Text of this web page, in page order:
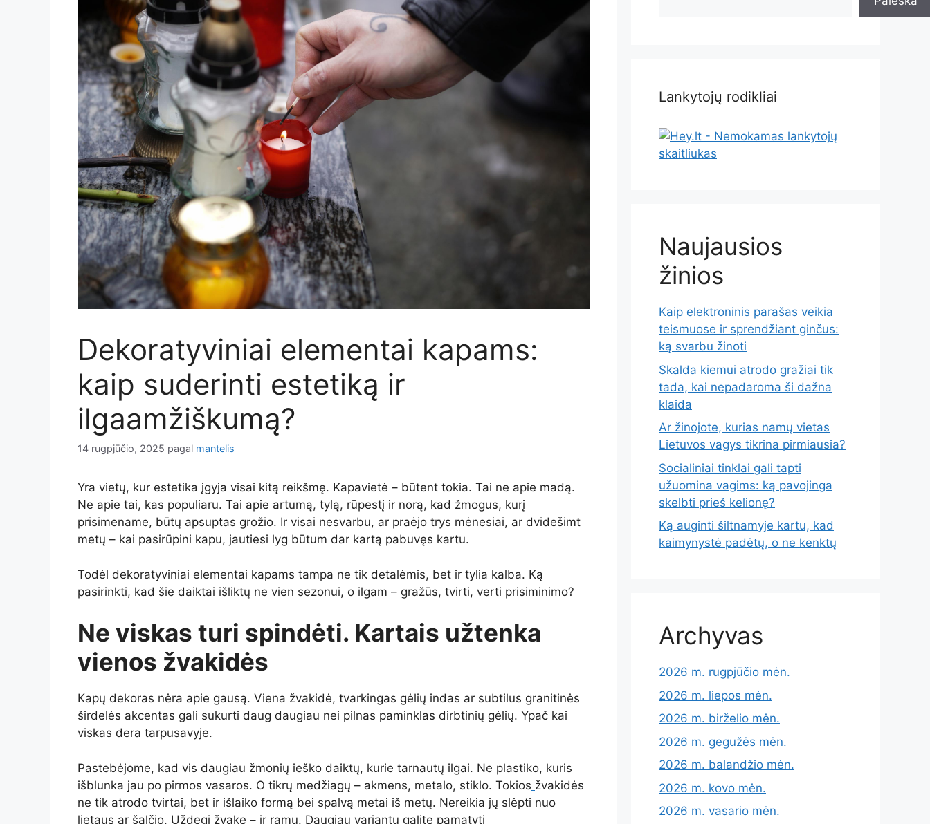
Dekoratyviniai elementai kapams:
kaip suderinti estetiką ir
ilgaamžiškumą?
14 rugpjūčio, 2025 pagal mantelis
Yra vietų, kur estetika įgyja visai kitą reikšmę. Kapavietė – būtent tokia. Tai ne apie madą.
Ne apie tai, kas populiaru. Tai apie artumą, tylą, rūpestį ir norą, kad žmogus, kurį
prisimename, būtų apsuptas grožio. Ir visai nesvarbu, ar praėjo trys mėnesiai, ar dvidešimt
metų – kai pasirūpini kapu, jautiesi lyg būtum dar kartą pabuvęs kartu.
Todėl dekoratyviniai elementai kapams tampa ne tik detalėmis, bet ir tylia kalba. Ką
pasirinkti, kad šie daiktai išliktų ne vien sezonui, o ilgam – gražūs, tvirti, verti prisiminimo?
Ne viskas turi spindėti. Kartais užtenka
vienos žvakidės
Kapų dekoras nėra apie gausą. Viena žvakidė, tvarkingas gėlių indas ar subtilus granitinės
širdelės akcentas gali sukurti daug daugiau nei pilnas paminklas dirbtinių gėlių. Ypač kai
viskas dera tarpusavyje.
Pastebėjome, kad vis daugiau žmonių ieško daiktų, kurie tarnautų ilgai. Ne plastiko, kuris
išblunka jau po pirmos vasaros. O tikrų medžiagų – akmens, metalo, stiklo. Tokios žvakidės
ne tik atrodo tvirtai, bet ir išlaiko formą bei spalvą metai iš metų. Nereikia jų slėpti nuo
lietaus ar šalčio. Uždegi žvakę – ir ramu. Daugiau variantu galite pamatyti
Lankytojų rodikliai
Naujausios
žinios
Kaip elektroninis parašas veikia
teismuose ir sprendžiant ginčus:
ką svarbu žinoti
Skalda kiemui atrodo gražiai tik
tada, kai nepadaroma ši dažna
klaida
Ar žinojote, kurias namų vietas
Lietuvos vagys tikrina pirmiausia?
Socialiniai tinklai gali tapti
užuomina vagims: ką pavojinga
skelbti prieš kelionę?
Ką auginti šiltnamyje kartu, kad
kaimynystė padėtų, o ne kenktų
Archyvas
2026 m. rugpjūčio mėn.
2026 m. liepos mėn.
2026 m. birželio mėn.
2026 m. gegužės mėn.
2026 m. balandžio mėn.
2026 m. kovo mėn.
2026 m. vasario mėn.